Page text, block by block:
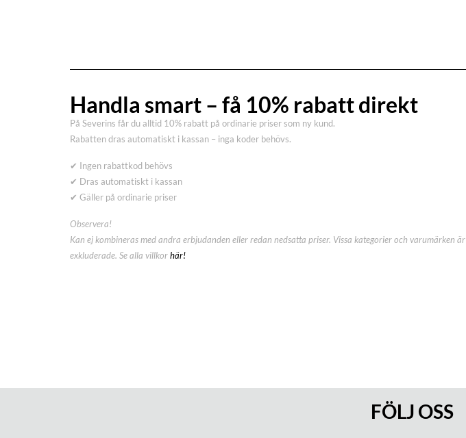
Handla smart – få 10% rabatt direkt
På Severins får du alltid 10% rabatt på ordinarie priser som ny kund.
Rabatten dras automatiskt i kassan – inga koder behövs.
✔ Ingen rabattkod behövs
✔ Dras automatiskt i kassan
✔ Gäller på ordinarie priser
Observera!
Kan ej kombineras med andra erbjudanden eller redan nedsatta priser. Vissa kategorier och varumärken är
exkluderade. Se alla villkorhär!
FÖLJ OSS